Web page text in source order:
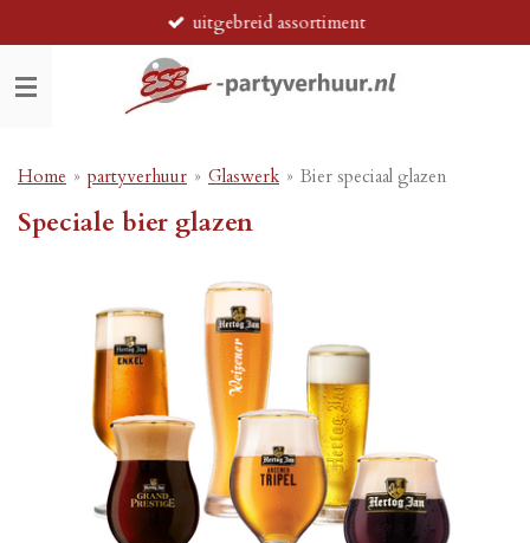
direct
naar
de
uitgebreid assortiment
Home » partyverhuur » Glaswerk » Bier speciaal glazen
Speciale bier glazen